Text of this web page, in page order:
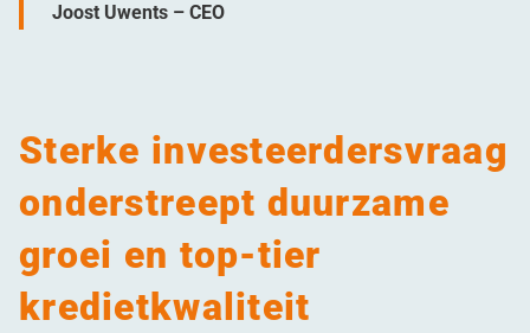
Joost Uwents – CEO
Sterke investeerdersvraag
onderstreept duurzame
groei en top-tier
kredietkwaliteit